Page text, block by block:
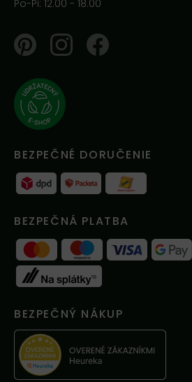
Po-Pi: 12.00 - 18.00
PinterestInstagramFacebook
BEZPEČNÉ DORUČENIE
BEZPEČNÁ PLATBA
BEZPEČNÝ NÁKUP